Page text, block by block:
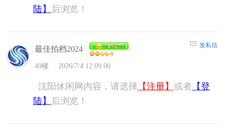
陆】
后浏览！
最佳拍档2024
49楼 2026/7/4 12:09:00
发私信
沈阳休闲网内容，请选择 【注册】 或者 【登
陆】
后浏览！